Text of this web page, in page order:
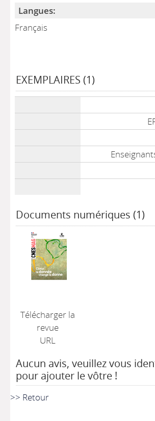
Langues:
Français
EXEMPLAIRES (1)
Documents numériques (1)
Télécharger la
revue
URL
Aucun avis, veuillez vous
pour ajouter le vôtre !
>> Retour